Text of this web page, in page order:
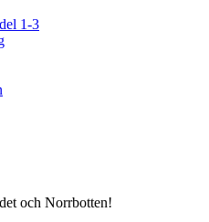
1-3
och Norrbotten!